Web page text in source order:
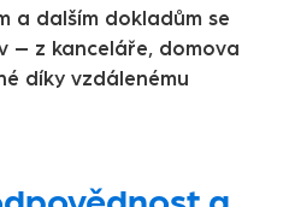
a dalším dokladům se
– z kanceláře, domova
díky vzdálenému